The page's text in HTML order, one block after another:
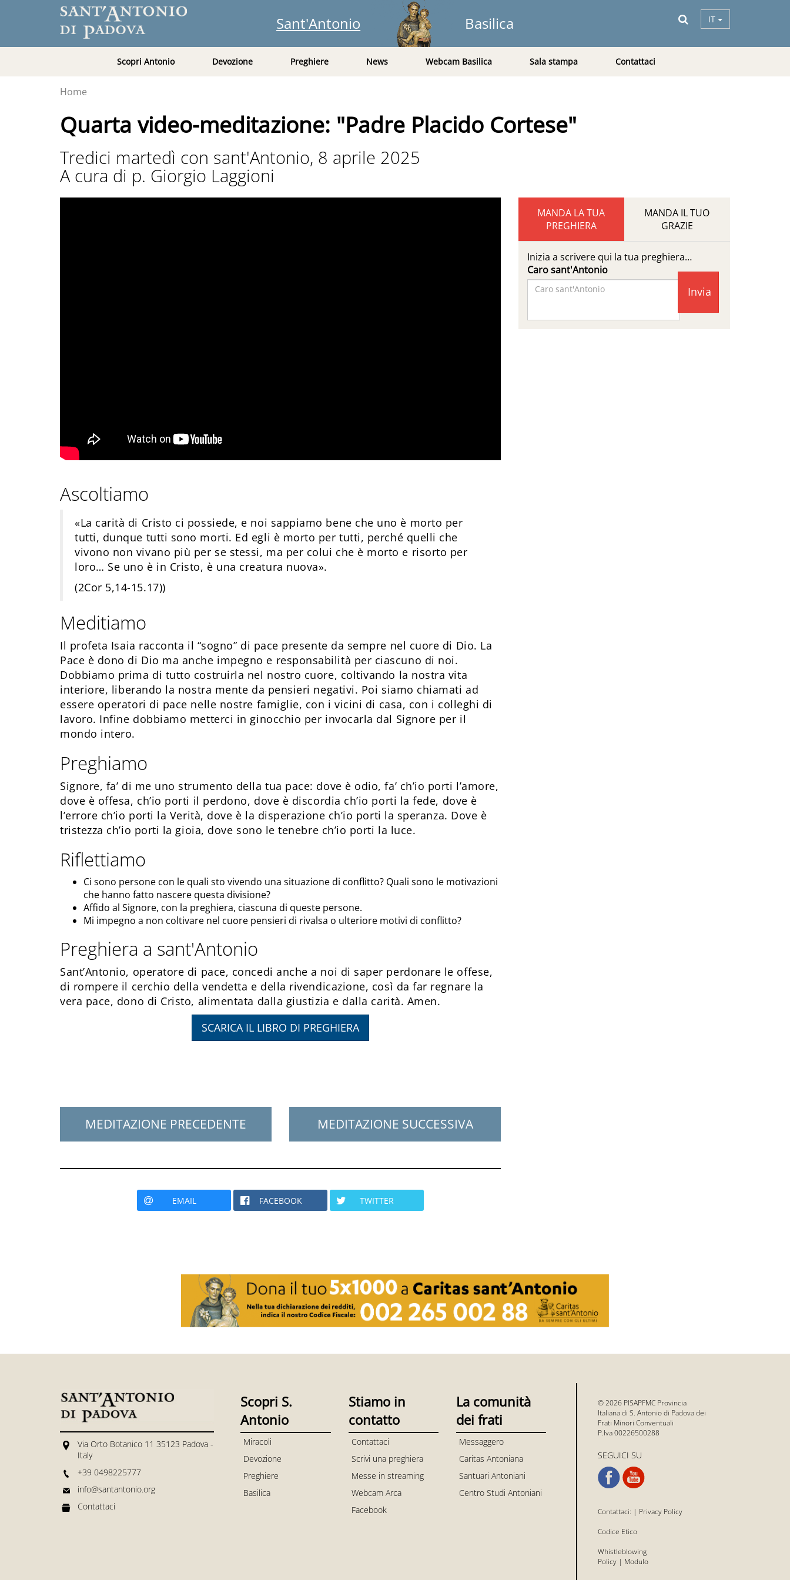
Sant'Antonio Basilica IT
Scopri Antonio Devozione Preghiere News Webcam Basilica Sala stampa Contattaci
Home
Quarta video-meditazione: "Padre Placido Cortese"
Tredici martedì con sant'Antonio, 8 aprile 2025
A cura di p. Giorgio Laggioni
Ascoltiamo
«La carità di Cristo ci possiede, e noi sappiamo bene che uno è morto per
tutti, dunque tutti sono morti. Ed egli è morto per tutti, perché quelli che
vivono non vivano più per se stessi, ma per colui che è morto e risorto per
loro… Se uno è in Cristo, è una creatura nuova».
(2Cor 5,14-15.17))
Meditiamo
Il profeta Isaia racconta il “sogno” di pace presente da sempre nel cuore di Dio. La
Pace è dono di Dio ma anche impegno e responsabilità per ciascuno di noi.
Dobbiamo prima di tutto costruirla nel nostro cuore, coltivando la nostra vita
interiore, liberando la nostra mente da pensieri negativi. Poi siamo chiamati ad
essere operatori di pace nelle nostre famiglie, con i vicini di casa, con i colleghi di
lavoro. Infine dobbiamo metterci in ginocchio per invocarla dal Signore per il
mondo intero.
Preghiamo
Signore, fa’ di me uno strumento della tua pace: dove è odio, fa’ ch’io porti l’amore,
dove è offesa, ch’io porti il perdono, dove è discordia ch’io porti la fede, dove è
l’errore ch’io porti la Verità, dove è la disperazione ch’io porti la speranza. Dove è
tristezza ch’io porti la gioia, dove sono le tenebre ch’io porti la luce.
Riflettiamo
Ci sono persone con le quali sto vivendo una situazione di conflitto? Quali sono le motivazioni
che hanno fatto nascere questa divisione?
Affido al Signore, con la preghiera, ciascuna di queste persone.
Mi impegno a non coltivare nel cuore pensieri di rivalsa o ulteriore motivi di conflitto?
Preghiera a sant'Antonio
Sant’Antonio, operatore di pace, concedi anche a noi di saper perdonare le offese,
di rompere il cerchio della vendetta e della rivendicazione, così da far regnare la
vera pace, dono di Cristo, alimentata dalla giustizia e dalla carità. Amen.
SCARICA IL LIBRO DI PREGHIERA
MEDITAZIONE PRECEDENTE MEDITAZIONE SUCCESSIVA
EMAIL FACEBOOK TWITTER
MANDA LA TUA
PREGHIERA
MANDA IL TUO
GRAZIE
Inizia a scrivere qui la tua preghiera…
Caro sant'Antonio
Via Orto Botanico 11 35123 Padova -
Italy
+39 0498225777
info@santantonio.org
Contattaci
Scopri S.
Antonio
Miracoli
Devozione
Preghiere
Basilica
Stiamo in
contatto
Contattaci
Scrivi una preghiera
Messe in streaming
Webcam Arca
Facebook
La comunità
dei frati
Messaggero
Caritas Antoniana
Santuari Antoniani
Centro Studi Antoniani
© 2026 PISAPFMC Provincia
Italiana di S. Antonio di Padova dei
Frati Minori Conventuali
P.Iva 00226500288
SEGUICI SU
Contattaci: | Privacy Policy
Codice Etico
Whistleblowing
Policy| Modulo